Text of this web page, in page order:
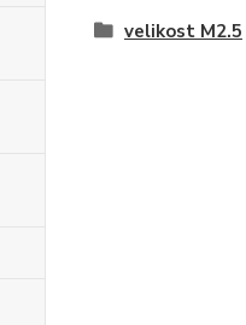
velikost M2.5